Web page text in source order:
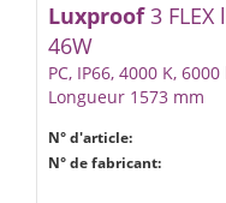
Luxproof3 FLEX
46W
PC, IP66, 4000 K,
Longueur 1573 mm
N° d'article:
N° de fabricant: